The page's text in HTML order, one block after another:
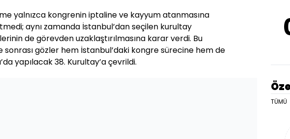
yalnızca kongrenin iptaline ve kayyum atanmasına
aynı zamanda İstanbul’dan seçilen kurultay
de görevden uzaklaştırılmasına karar verdi. Bu
sonrası gözler hem İstanbul’daki kongre sürecine hem de
yapılacak 38. Kurultay’a çevrildi.
TÜMÜ